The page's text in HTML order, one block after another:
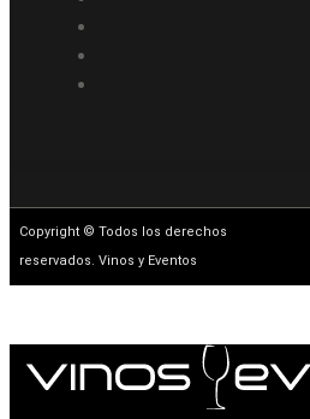
Copyright © Todos los derechos
reservados. Vinos y Eventos